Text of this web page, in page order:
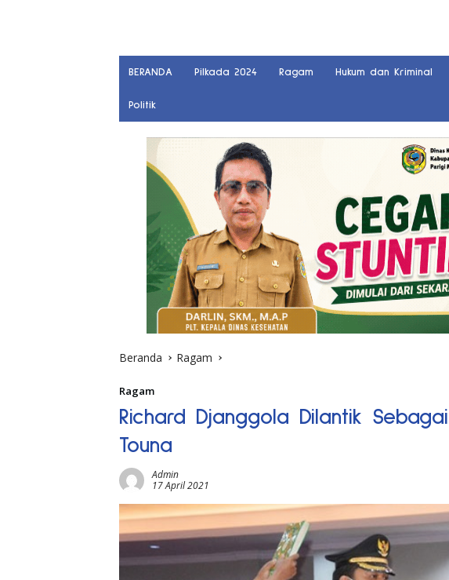
BERANDA Pilkada 2024 Ragam Hukum dan Kriminal
Politik
Beranda Ragam
Ragam
Richard Djanggola Dilantik
Touna
Admin
17 April 2021